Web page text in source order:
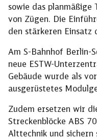
sowie das planmäßige
von Zügen. Die
den stärkeren Einsatz
Am S-Bahnhof Berlin-
neue ESTW-
Gebäude wurde als
ausgerüstetes
Zudem ersetzen wir
Streckenblöcke ABS
Alttechnik und